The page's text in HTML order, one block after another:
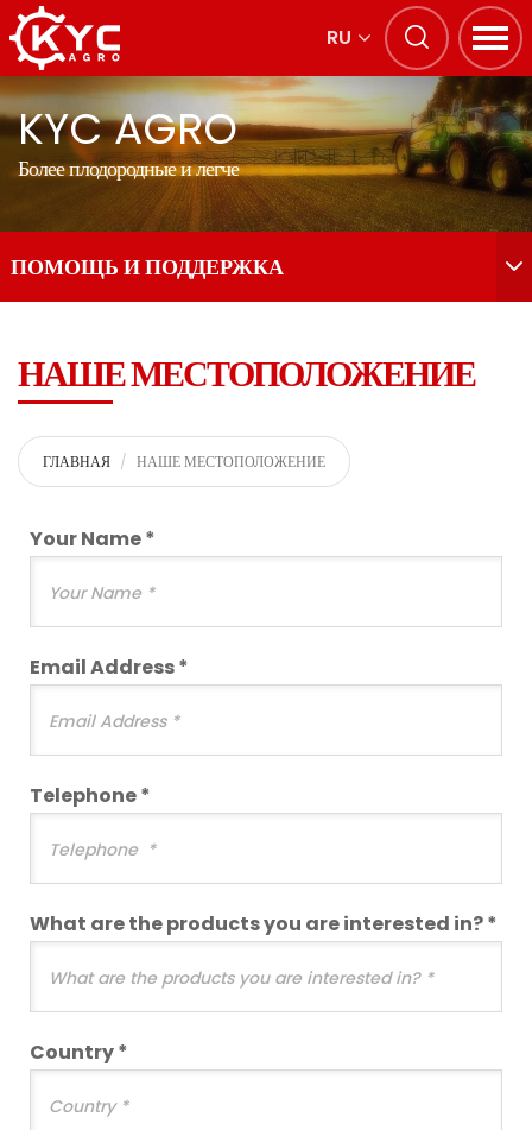
RU
KYC AGRO
Более плодородные и легче
ПОМОЩЬ И ПОДДЕРЖКА
НАШЕ МЕСТОПОЛОЖЕНИЕ
ГЛАВНАЯ НАШЕ МЕСТОПОЛОЖЕНИЕ
Your Name *
Email Address *
Telephone *
What are the products you are interested in? *
Country *